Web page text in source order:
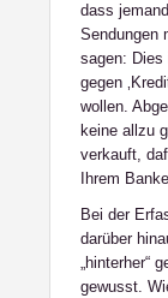
dass
Sendungen
sagen: Dies
gegen
wollen.
keine allzu
verkauft,
Ihrem
Bei der
darüber
„hinterher“
gewusst.